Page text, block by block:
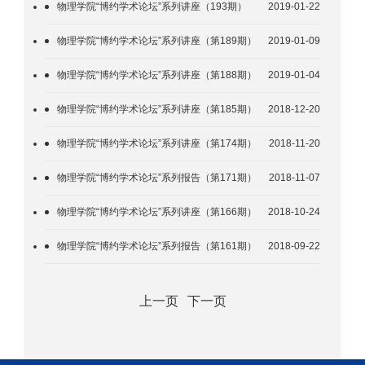
2019-01-22
物理学院“博约学术论坛”系列讲座（193期）
2019-01-09
物理学院“博约学术论坛”系列讲座（第189期）
2019-01-04
物理学院“博约学术论坛”系列讲座（第188期）
2018-12-20
物理学院“博约学术论坛”系列讲座（第185期）
2018-11-20
物理学院“博约学术论坛”系列讲座（第174期）
2018-11-07
物理学院“博约学术论坛”系列报告（第171期）
2018-10-24
物理学院“博约学术论坛”系列讲座（第166期）
2018-09-22
物理学院“博约学术论坛”系列报告（第161期）
上一页 下一页